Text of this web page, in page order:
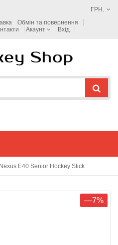
ГРН.
Обмін та повернення
Акаунт Вхід
E40 Senior Hockey Stick
—7%